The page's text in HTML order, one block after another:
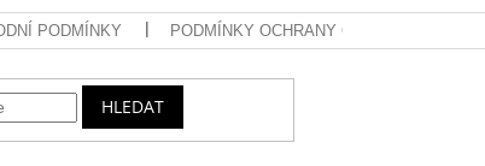
PODMÍNKY PODMÍNKY OCHRANY OSOBNÍCH ÚDAJŮ
HLEDAT